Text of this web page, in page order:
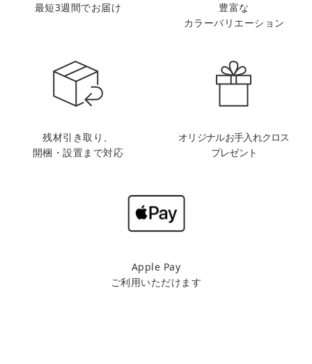
最短3週間でお届け
豊富な
カラーバリエーション
残材引き取り、
開梱・設置まで対応
オリジナルお手入れクロス
プレゼント
Apple Pay
ご利用いただけます